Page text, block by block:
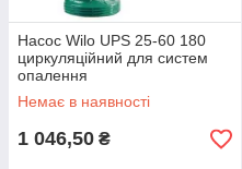
Насос Wilo UPS 25-60 180
циркуляційний для систем
опалення
Немає в наявності
1 046,50 ₴